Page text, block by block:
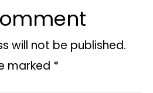
will not be published.
marked *